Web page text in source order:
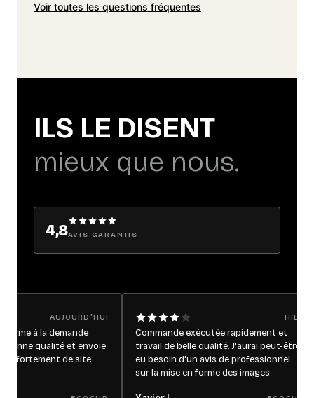
Voir toutes les questions fréquentes
ILS LE DISENT
mieux que nous.
4,8AVIS GARANTIS
AUJOURD'HUI
la demande
et envoie
de site
Commande exécutée rapidement et
travail de belle qualité. J'aurai peut-être
eu besoin d'un avis de professionnel
sur la mise en forme des images.